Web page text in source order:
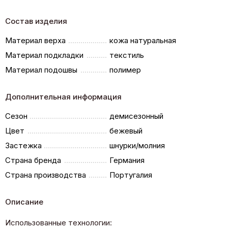
Состав изделия
Материал верха
кожа натуральная
Материал подкладки
текстиль
Материал подошвы
полимер
Дополнительная информация
Сезон
демисезонный
Цвет
бежевый
Застежка
шнурки/молния
Страна бренда
Германия
Страна производства
Португалия
Описание
Использованные технологии: